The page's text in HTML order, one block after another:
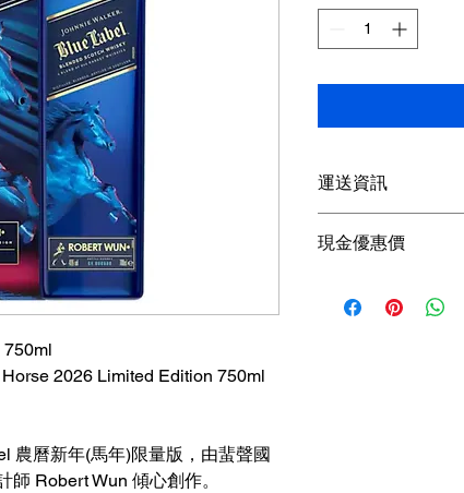
2026 Limited Edition 750ml
農曆新年(馬年)限量版，由蜚聲國
Robert Wun 傾心創作。
運送資訊
；港幣1000元以下
現金優惠價
使用轉數快FPS、